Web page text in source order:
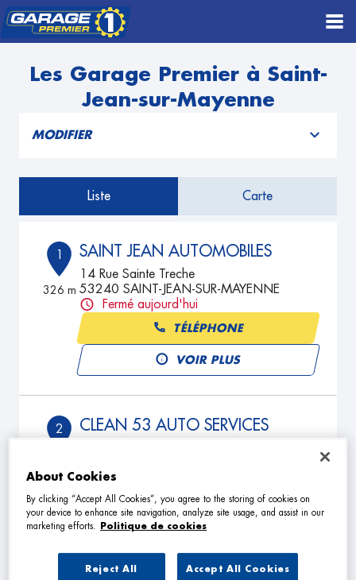
Les Garage Premier à Saint-
Jean-sur-Mayenne
MODIFIER
Liste Carte
1
326 m
SAINT JEAN AUTOMOBILES
14 Rue Sainte Treche
53240 SAINT-JEAN-SUR-MAYENNE
Fermé aujourd'hui
TÉLÉPHONE
VOIR PLUS
2
km
CLEAN 53 AUTO SERVICES
Fermé aujourd'hui
TÉLÉPHONE
VOIR PLUS
About Cookies
By clicking “Accept All Cookies”, you agree to the storing of cookies on
your device to enhance site navigation, analyze site usage, and assist in our
marketing efforts.
Politique de cookies
Reject All Accept All Cookies